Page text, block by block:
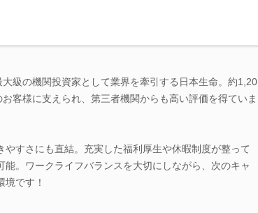
級の機関投資家として業界を牽引する日本生命。約1,20
客様に支えられ、第三者機関からも高い評価を得ていま
すさにも直結。充実した福利厚生や休暇制度が整って
。ワークライフバランスを大切にしながら、次のキャ
境です！